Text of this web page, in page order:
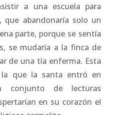
a una escuela para
que abandonaría solo un
parte, porque se sentía
se mudaría a la finca de
de una tía enferma. Esta
que la santa entró en
conjunto de lecturas
en su corazón el